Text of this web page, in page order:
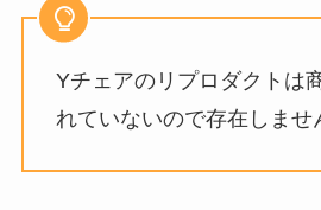
Yチェアのリプロダクトは
れていないので存在しませ